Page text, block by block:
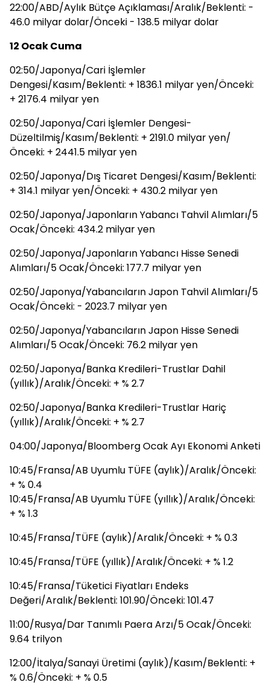
22:00/ABD/Aylık Bütçe Açıklaması/Aralık/Beklenti: -
46.0 milyar dolar/Önceki - 138.5 milyar dolar
12 Ocak Cuma
02:50/Japonya/Cari İşlemler
Dengesi/Kasım/Beklenti: + 1836.1 milyar yen/Önceki:
+ 2176.4 milyar yen
02:50/Japonya/Cari İşlemler Dengesi-
Düzeltilmiş/Kasım/Beklenti: + 2191.0 milyar yen/
Önceki: + 2441.5 milyar yen
02:50/Japonya/Dış Ticaret Dengesi/Kasım/Beklenti:
+ 314.1 milyar yen/Önceki: + 430.2 milyar yen
02:50/Japonya/Japonların Yabancı Tahvil Alımları/5
Ocak/Önceki: 434.2 milyar yen
02:50/Japonya/Japonların Yabancı Hisse Senedi
Alımları/5 Ocak/Önceki: 177.7 milyar yen
02:50/Japonya/Yabancıların Japon Tahvil Alımları/5
Ocak/Önceki: - 2023.7 milyar yen
02:50/Japonya/Yabancıların Japon Hisse Senedi
Alımları/5 Ocak/Önceki: 76.2 milyar yen
02:50/Japonya/Banka Kredileri-Trustlar Dahil
(yıllık)/Aralık/Önceki: + % 2.7
02:50/Japonya/Banka Kredileri-Trustlar Hariç
(yıllık)/Aralık/Önceki: + % 2.7
04:00/Japonya/Bloomberg Ocak Ayı Ekonomi Anketi
10:45/Fransa/AB Uyumlu TÜFE (aylık)/Aralık/Önceki:
+ % 0.4
10:45/Fransa/AB Uyumlu TÜFE (yıllık)/Aralık/Önceki:
+ % 1.3
10:45/Fransa/TÜFE (aylık)/Aralık/Önceki: + % 0.3
10:45/Fransa/TÜFE (yıllık)/Aralık/Önceki: + % 1.2
10:45/Fransa/Tüketici Fiyatları Endeks
Değeri/Aralık/Beklenti: 101.90/Önceki: 101.47
11:00/Rusya/Dar Tanımlı Paera Arzı/5 Ocak/Önceki:
9.64 trilyon
12:00/İtalya/Sanayi Üretimi (aylık)/Kasım/Beklenti: +
% 0.6/Önceki: + % 0.5